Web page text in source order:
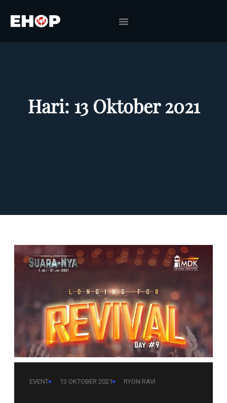
Hari: 13 Oktober 2021
EVENT 13 OKTOBER 2021 RYON RAVI